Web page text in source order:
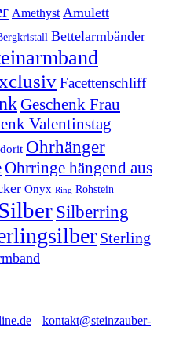
Amethyst Amulett
Bettelarmbänder
Facettenschliff
Geschenk Frau
Valentinstag
Ohrhänger
Ohrringe hängend aus
Onyx Ring Rohstein
Silber Silberring
Sterling
kontakt@steinzauber-